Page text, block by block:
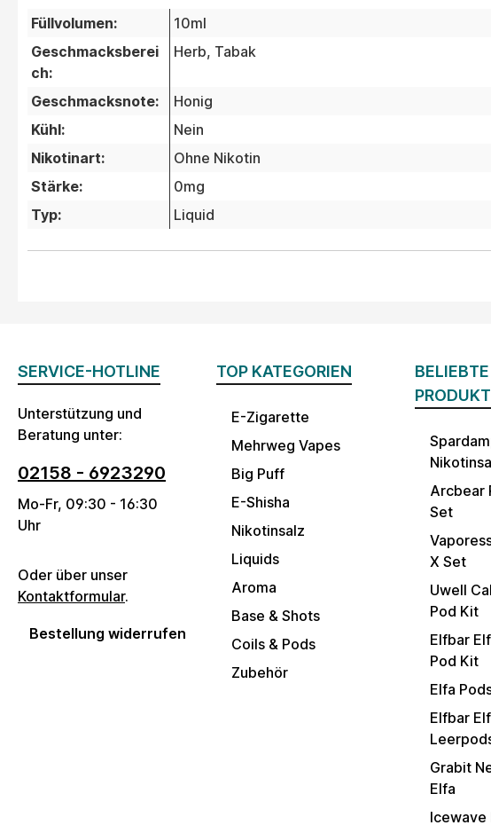
Füllvolumen:
10ml
Geschmacksberei
ch:
Herb, Tabak
Geschmacksnote:
Honig
Kühl:
Nein
Nikotinart:
Ohne Nikotin
Stärke:
0mg
Typ:
Liquid
SERVICE-HOTLINE
Unterstützung und
Beratung unter:
02158 - 6923290
Mo-Fr, 09:30 - 16:30
Uhr
Oder über unser
Kontaktformular.
Bestellung widerrufen
TOP KATEGORIEN
E-Zigarette
Mehrweg Vapes
Big Puff
E-Shisha
Nikotinsalz
Liquids
Aroma
Base & Shots
Coils & Pods
Zubehör
BELIEBTE
Arcbear
Set
X Set
Uwell
Pod Kit
Elfbar
Pod Kit
Elfa
Elfbar
Grabit
Elfa
Icewave